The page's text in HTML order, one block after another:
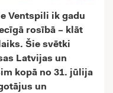
Ventspili ik gadu
rosībā – klāt
Šie svētki
Latvijas un
kopā no 31. jūlija
un